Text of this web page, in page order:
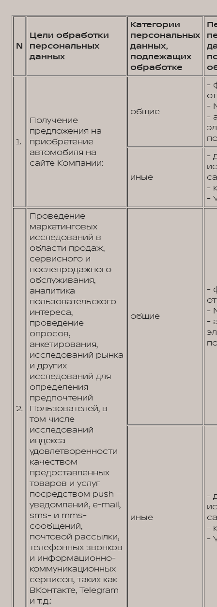
N
Цели обработки
персональных
данных
Категории
персональных
данных,
подлежащих
обработке
1.
Получение
предложения на
приобретение
автомобиля на
сайте Компании:
общие
-
-
-
иные
-
-
-
2.
Проведение
маркетинговых
исследований в
области продаж,
сервисного и
послепродажного
обслуживания,
аналитика
пользовательского
интереса,
проведение
опросов,
анкетирования,
исследований рынка
и других
исследований для
определения
предпочтений
Пользователей, в
том числе
исследований
индекса
удовлетворенности
качеством
предоставленных
товаров и услуг
посредством push –
уведомлений, e-mail,
sms- и mms-
сообщений,
почтовой рассылки,
телефонных звонков
и информационно-
коммуникационных
сервисов, таких как
ВКонтакте, Telegram
и т.д.:
общие
-
-
-
иные
-
-
-